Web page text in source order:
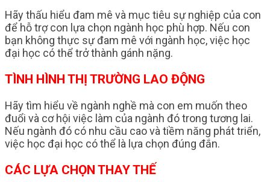
Hãy thấu hiểu đam mê và mục tiêu sự nghiệp của con
để hỗ trợ con lựa chọn ngành học phù hợp. Nếu con
bạn không thực sự đam mê với ngành học, việc học
đại học có thể trở thành gánh nặng.
TÌNH HÌNH THỊ TRƯỜNG LAO ĐỘNG
Hãy tìm hiểu về ngành nghề mà con em muốn theo
đuổi và cơ hội việc làm của ngành đó trong tương lai.
Nếu ngành đó có nhu cầu cao và tiềm năng phát triển,
việc học đại học có thể là lựa chọn đúng đắn.
CÁC LỰA CHỌN THAY THẾ